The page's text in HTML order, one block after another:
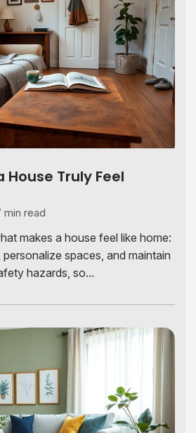
Truly Feel
min read
makes a house feel like home:
spaces, and maintain
hazards, so...